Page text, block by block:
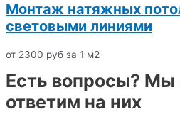
Монтаж натяжных
световыми линиями
от 2300 руб за 1 м2
Есть вопросы? Мы
ответим на них